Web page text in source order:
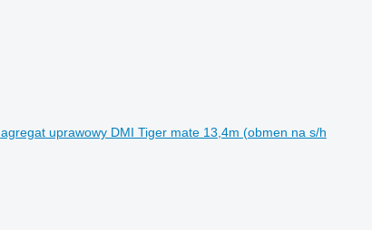
agregat uprawowy DMI Tiger mate 13,4m (obmen na s/h